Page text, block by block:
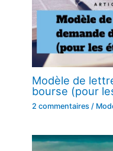
Modèle de
bourse (pour
2 commentaires /